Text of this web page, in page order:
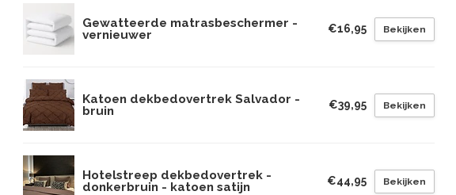
Gewatteerde matrasbeschermer -
vernieuwer
€16,95 Bekijken
Katoen dekbedovertrek Salvador -
bruin
€39,95 Bekijken
Hotelstreep dekbedovertrek -
donkerbruin - katoen satijn
€44,95 Bekijken